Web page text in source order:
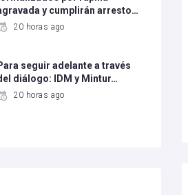
y cumplirán arresto…
20 horas ago
seguir adelante a través
diálogo: IDM y Mintur…
20 horas ago